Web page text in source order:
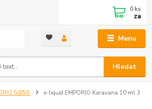
Menu
Hledat
0 ks
za
50/50
e-liquid EMPORIO Karavana 10 ml 3